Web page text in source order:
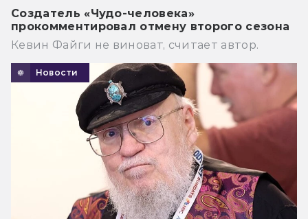
Создатель «Чудо-человека»
прокомментировал отмену второго сезона
Кевин Файги не виноват, считает автор.
Новости